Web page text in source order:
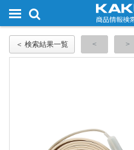
＜ 検索結果一覧